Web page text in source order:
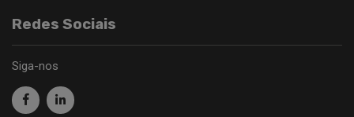
Redes Sociais
Siga-nos